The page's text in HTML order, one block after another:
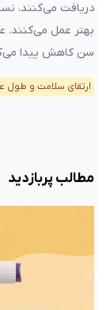
دریافت می‌کنند،
بهتر عمل می‌کنند.
سن کاهش پیدا
ارتقای سلامت و طول
مطالب پربازدید